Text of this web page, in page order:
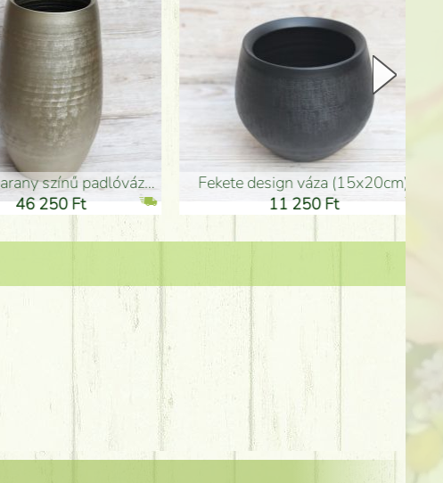
Kerámia váza 35*21cm
21 000 Ft
ballagó fiú fa betűző
1 300 Ft